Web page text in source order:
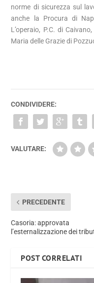
norme di sicurezza sul
anche la Procura di
L’operaio, P.C. di
Maria delle Grazie di
CONDIVIDERE:
VALUTARE:
PRECEDENTE
Casoria: approvata
l’esternalizzazione dei
POST CORRELATI